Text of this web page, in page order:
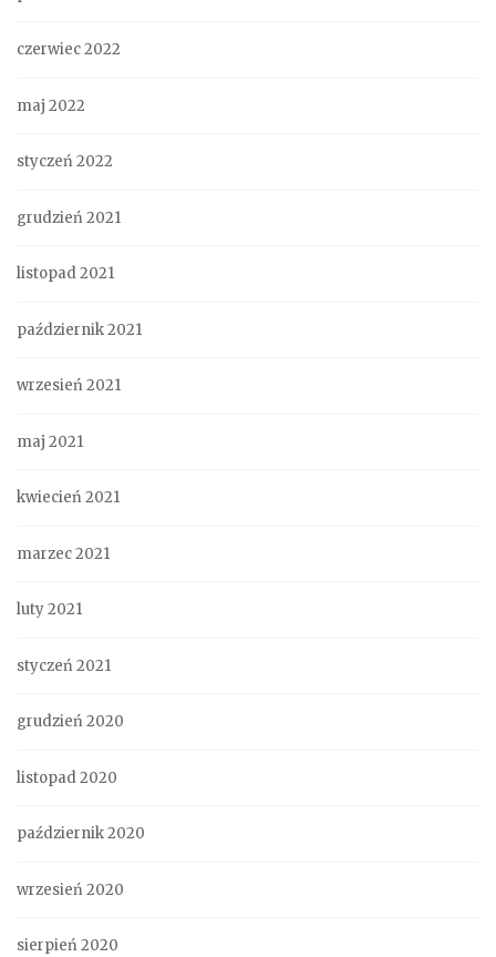
czerwiec 2022
maj 2022
styczeń 2022
grudzień 2021
listopad 2021
październik 2021
wrzesień 2021
maj 2021
kwiecień 2021
marzec 2021
luty 2021
styczeń 2021
grudzień 2020
listopad 2020
październik 2020
wrzesień 2020
sierpień 2020